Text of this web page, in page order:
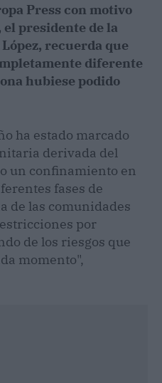
Press con motivo
presidente de la
recuerda que
diferente
hubiese podido
ha estado marcado
derivada del
un confinamiento en
fases de
de las comunidades
por
de los riesgos que
momento",